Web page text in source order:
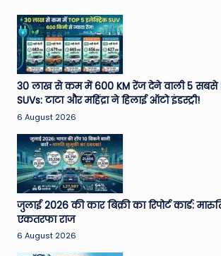
&
M
o
vi
e
e
w
s
A
ro
30 लाख से कम में 600 KM रेंज देने वाली 5 सबसे
SUVs: टाटा और महिंद्रा ने हिलाई ऑटो इंडस्ट्री!
6 August 2026
जुलाई 2026 की कार बिक्री का रिपोर्ट कार्ड:
एकतरफा राज
6 August 2026